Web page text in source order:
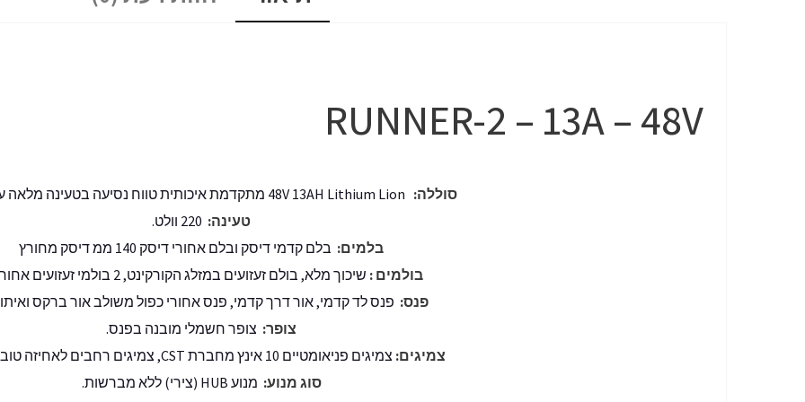
RUNNER-2 – 13A – 48V
סוללה:
טעינה:
בלמים: בלם קדמי דיסק ובלם אחורי דיסק 140 ממ דיסק מחורץ
בולמים : שיכוך מלא, בולם זעזועים במזלג הקורקינט, 2 בולמי זעזועים אחוריים.
פנס: פנס לד קדמי, אור דרך קדמי, פנס אחורי כפול משולב אור ברקס
צופר: צופר חשמלי מובנה בפנס.
צמיגים: צמיגים פניאומטיים 10 אינץ מחברת CST, צמיגים רחבים לאחיזה טובה יותר .
סוג מנוע: מנוע HUB (צירי) ללא מברשות.